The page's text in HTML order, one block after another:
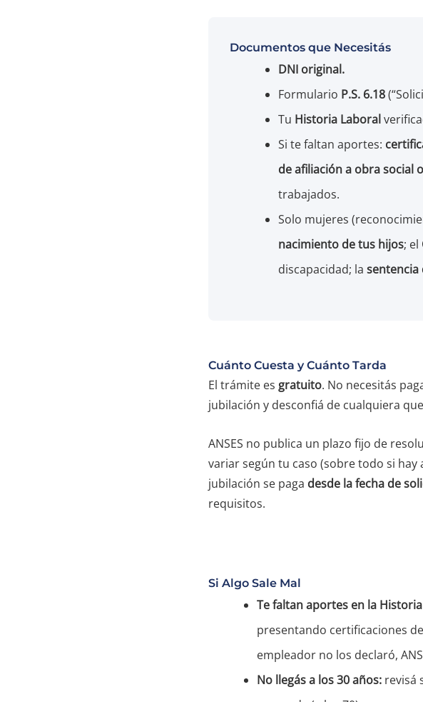
Documentos que Necesitás
DNI original.
Formulario P.S. 6.18
Tu Historia Laboral
Si te faltan aportes:
de afiliación a obra social
trabajados.
Solo mujeres
nacimiento de tus hijos; el
discapacidad; la sentencia
Cuánto Cuesta y Cuánto Tarda
El trámite es gratuito. No necesitás
jubilación y desconfiá de cualquiera
ANSES no publica un plazo fijo de
variar según tu caso (sobre todo si
jubilación se paga desde la fecha de
requisitos.
Si Algo Sale Mal
Te faltan aportes en la
presentando certificaciones
empleador no los declaró,
No llegás a los 30 años: revisá